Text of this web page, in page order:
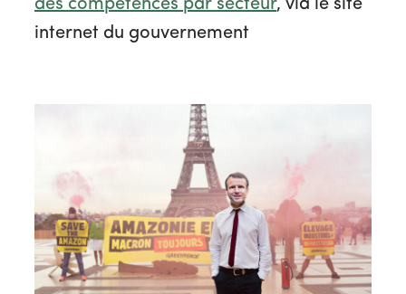
des compétences par secteur, via le site
internet du gouvernement